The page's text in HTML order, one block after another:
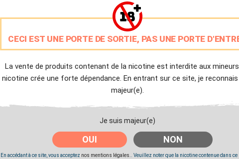
CECI EST UNE PORTE DE SORTIE, PAS UNE PORTE
La vente de produits contenant de la nicotine est interdite aux
nicotine crée une forte dépendance. En entrant sur ce site, je
majeur(e).
Je suis majeur(e)
OUI NON
En accédant à ce site, vous acceptez nos mentions légales.
. Veuillez noter que la nicotine contenue dans
Livraison Offerte
à partir de 20€
Expédition Immédiate
Partager